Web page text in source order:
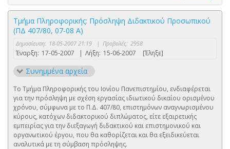
Τμήμα Πληροφορικής: Πρόσληψη Διδακτικού Προσωπικού
(ΠΔ 407/80, 07-08 Α)
Δημοσίευση: 18-05-2007 21:19 | Προβολές: 2958
Έναρξη: 17-05-2007 | Λήξη: 15-06-2007 [Έληξε]
Συνημμένα αρχεία
Το Τμήμα Πληροφορικής του Ιονίου Πανεπιστημίου, ενδιαφέρεται
για την πρόσληψη με σχέση εργασίας ιδιωτικού δικαίου ορισμένου
χρόνου, σύμφωνα με το Π.Δ. 407/80, επιστημόνων αναγνωρισμένου
κύρους, κατόχων διδακτορικού διπλώματος, είτε εξαιρετικής
εμπειρίας για την διεξαγωγή διδακτικού και επιστημονικού και
οργανωτικού έργου, που θα καθορίζεται και θα εξειδικεύεται
αναλυτικά με τη σύμβαση πρόσληψης.